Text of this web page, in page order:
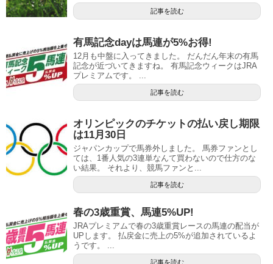
記事を読む
有馬記念dayは馬連が5%お得!
12月も中盤に入ってきました。 だんだん年末の有馬
記念が近づいてきますね。 有馬記念ウィークはJRA
プレミアムです。 ...
記事を読む
オリンピックのチケットの払い戻し期限
は11月30日
ジャパンカップで馬券外しました。 馬券ファンとし
ては、1番人気の3連単なんて買わないので仕方のな
い結果。 それより、競馬ファンと...
記事を読む
春の3歳重賞、馬連5%UP!
JRAプレミアムで春の3歳重賞レースの馬連の配当が
UPします。 払戻金に売上の5%が追加されているよ
うです。 ...
記事を読む